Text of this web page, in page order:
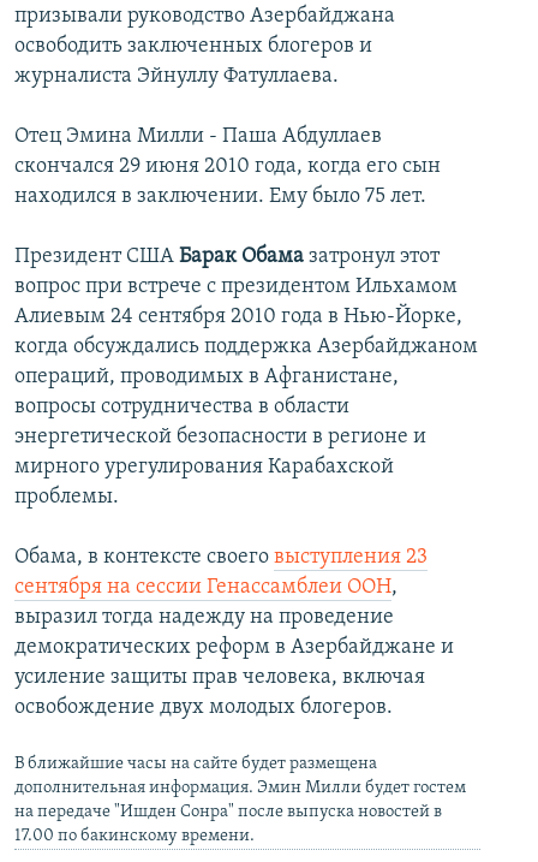
призывали руководство Азербайджана
освободить заключенных блогеров и
журналиста Эйнуллу Фатуллаева.
Отец Эмина Милли - Паша Абдуллаев
скончался 29 июня 2010 года, когда его сын
находился в заключении. Ему было 75 лет.
Президент США Барак Обама затронул этот
вопрос при встрече с президентом Ильхамом
Алиевым 24 сентября 2010 года в Нью-Йорке,
когда обсуждались поддержка Азербайджаном
операций, проводимых в Афганистане,
вопросы сотрудничества в области
энергетической безопасности в регионе и
мирного урегулирования Карабахской
проблемы.
Обама, в контексте своего выступления 23
сентября на сессии Генассамблеи ООН,
выразил тогда надежду на проведение
демократических реформ в Азербайджане и
усиление защиты прав человека, включая
освобождение двух молодых блогеров.
В ближайшие часы на сайте будет размещена
дополнительная информация. Эмин Милли будет гостем
на передаче "Ишден Сонра" после выпуска новостей в
17.00 по бакинскому времени.